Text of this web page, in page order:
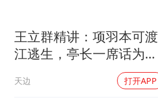
王立群精讲：项羽本可渡
江逃生，亭长一席话为何
天边 打开APP